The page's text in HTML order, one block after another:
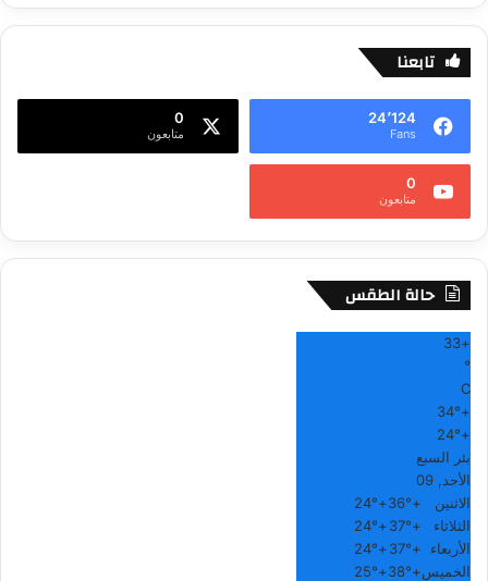
تابعنا
24٬124
Fans
0
متابعون
0
متابعون
حالة الطقس
+
33
°
C
+
34°
+
24°
بئر السبع
الأحد, 09
الاثنين
+
36°
+
24°
الثلاثاء
+
37°
+
24°
الأربعاء
+
37°
+
24°
الخميس+
38°
+
25°